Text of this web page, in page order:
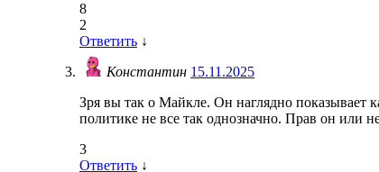
8
2
Ответить ↓
Константин 15.11.2025
Зря вы так о Майкле. Он наглядно показывает
политике не все так однозначно. Прав он или
3
Ответить ↓